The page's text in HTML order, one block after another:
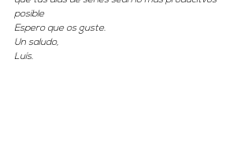
posible
Espero que os guste.
Un saludo,
Luís.